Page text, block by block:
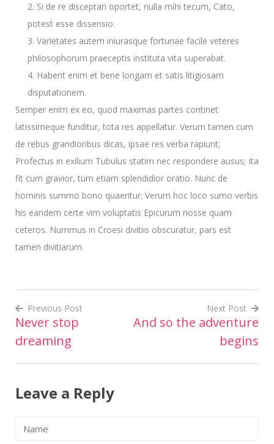
Si de re disceptari oportet, nulla mihi tecum, Cato,
potest esse dissensio.
Varietates autem iniurasque fortunae facile veteres
philosophorum praeceptis instituta vita superabat.
Habent enim et bene longam et satis litigiosam
disputationem.
Semper enim ex eo, quod maximas partes continet
latissimeque funditur, tota res appellatur. Verum tamen cum
de rebus grandioribus dicas, ipsae res verba rapiunt;
Profectus in exilium Tubulus statim nec respondere ausus; Ita
fit cum gravior, tum etiam splendidior oratio. Nunc de
hominis summo bono quaeritur; Verum hoc loco sumo verbis
his eandem certe vim voluptatis Epicurum nosse quam
ceteros. Nummus in Croesi divitiis obscuratur, pars est
tamen divitiarum.
Post
navigation
Previous Post
Never stop
dreaming
Next Post
And so the adventure
begins
Leave a Reply